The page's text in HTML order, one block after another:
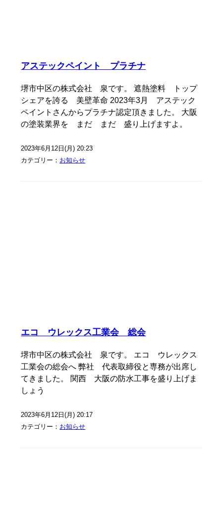
アステックペイント プラチナ
堺市中区の株式会社 泉です。 遮熱塗料 トップ
シェアを誇る 美壁革命 2023年3月 アステック
ペイントさんからプラチナ認定頂きました。 大阪
の塗装業界を まだ まだ 盛り上げますよ。
2023年6月12日(月) 20:23
カテゴリー： お知らせ
エコ ウレックス工業会 総会
堺市中区の株式会社 泉です。 エコ ウレックス
工業会の総会へ 弊社 代表取締役と専務が出席し
てきました。 関西 大阪の防水工事を盛り上げま
しょう
2023年6月12日(月) 20:17
カテゴリー： お知らせ